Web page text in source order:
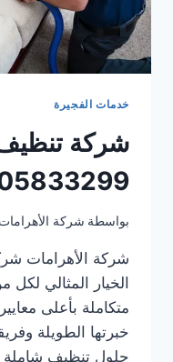
خدمات الفجيرة
شركة
بواسطة شركة الأهرامات
شركة الأهرامات
الخيار المثالي
متكاملة بأعلى
خبرتها الطويلة
حلول تنظيف شاملة